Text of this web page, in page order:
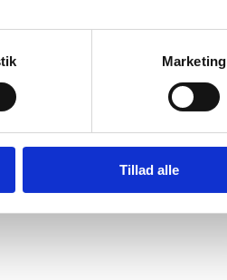
Marketing
Tillad alle